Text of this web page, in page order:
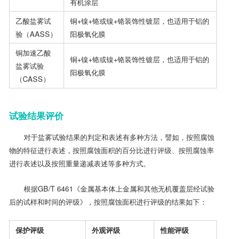
有机涂层
乙酸盐雾试
验（AASS）
铜+镍+铬或镍+铬装饰性镀层，也适用于铝的
阳极氧化膜
铜加速乙酸
盐雾试验
（CASS）
铜+镍+铬或镍+铬装饰性镀层，也适用于铝的
阳极氧化膜
试验结果评价
对于盐雾试验结果的判定和表述有多种方法，譬如，按照腐蚀
物的特征进行表述，按照腐蚀面积的百分比进行评级、按照腐蚀率
进行表述以及按照重量递减表述等多种方式。
根据GB/T 6461《金属基本体上金属和其他无机覆盖层经试验
后的试样和时间的评级》，按照腐蚀面积进行评级的结果如下：
保护评级 外观评级 性能评级